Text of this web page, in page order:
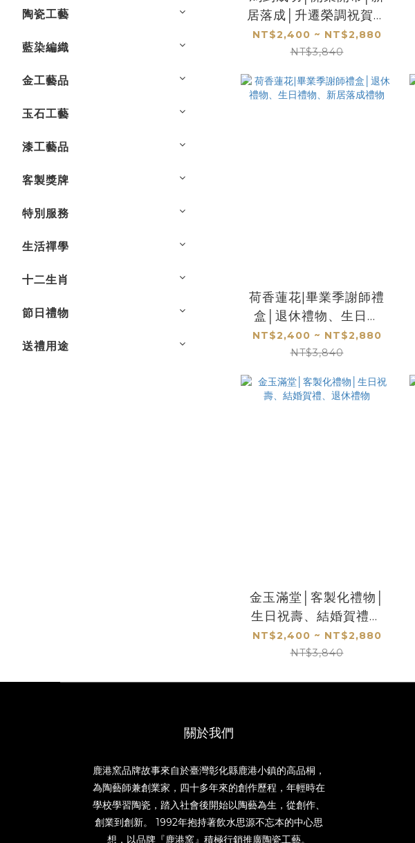
陶瓷工藝
藍染編織
金工藝品
玉石工藝
漆工藝品
客製獎牌
特別服務
生活禪學
十二生肖
節日禮物
送禮用途
居落成│升遷榮調祝賀禮
品│客製化禮物
NT$2,400 ~ NT$2,880
NT$3,840
荷香蓮花|畢業季謝師禮
盒│退休禮物、生日禮
物、新居落成禮物
NT$2,400 ~ NT$2,880
NT$3,840
金玉滿堂│客製化禮物│
生日祝壽、結婚賀禮、
退休禮物
NT$2,400 ~ NT$2,880
NT$3,840
關於我們
鹿港窯品牌故事來自於臺灣彰化縣鹿港小鎮的高品桐，
為陶藝師兼創業家，四十多年來的創作歷程，年輕時在
學校學習陶瓷，踏入社會後開始以陶藝為生，從創作、
創業到創新。 1992年抱持著飲水思源不忘本的中心思
想，以品牌『鹿港窯』積極行銷推廣陶瓷工藝。